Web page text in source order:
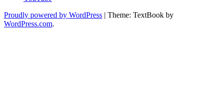
Proudly powered by WordPress | Theme: TextBook by
WordPress.com.